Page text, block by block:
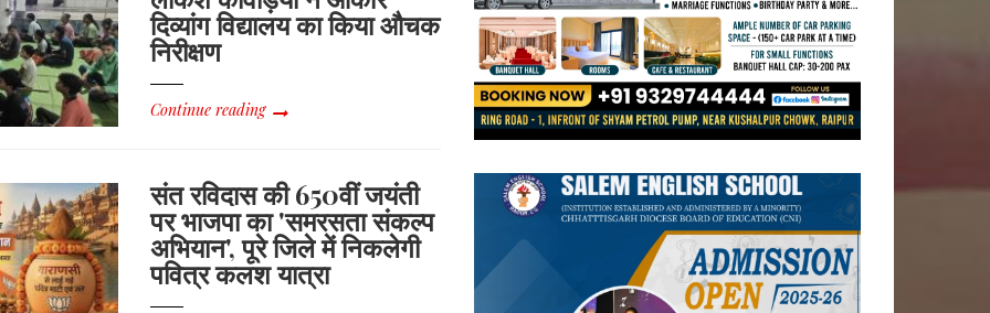
दिव्यांग विद्यालय का किया औचक
निरीक्षण
Continue reading
संत रविदास की 650वीं जयंती
पर भाजपा का 'समरसता संकल्प
अभियान', पूरे जिले में निकलेगी
पवित्र कलश यात्रा